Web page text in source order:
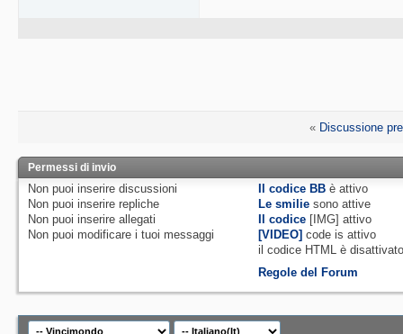
« Discussione
Permessi di invio
Non puoi inserire discussioni
Non puoi inserire repliche
Non puoi inserire allegati
Non puoi modificare i tuoi messaggi
Il codice BB èattivo
Le smilie sono attive
Il codice [IMG]attivo
[VIDEO] code isattivo
il codice HTML è
Regole del Forum